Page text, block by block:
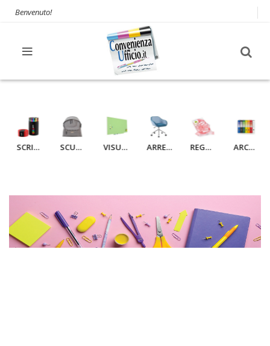
Benvenuto!
SCRITTURA SCUOLA VISUAL & COMUNICAZIONE ARREDAMENTO REGALO ARCHIVIAZIONE